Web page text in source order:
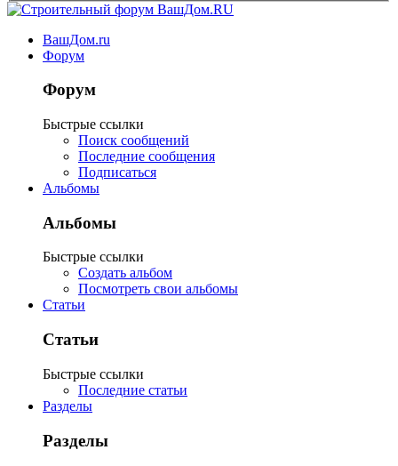
ВашДом.ru
Форум
Форум
Быстрые ссылки
Поиск сообщений
Последние сообщения
Подписаться
Альбомы
Альбомы
Быстрые ссылки
Создать альбом
Посмотреть свои альбомы
Статьи
Статьи
Быстрые ссылки
Последние статьи
Разделы
Разделы